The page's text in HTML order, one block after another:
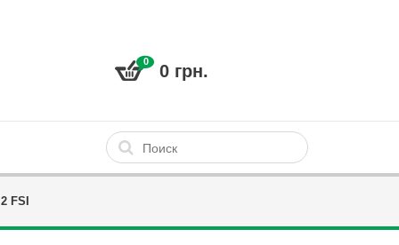
0 0 грн.
FSI